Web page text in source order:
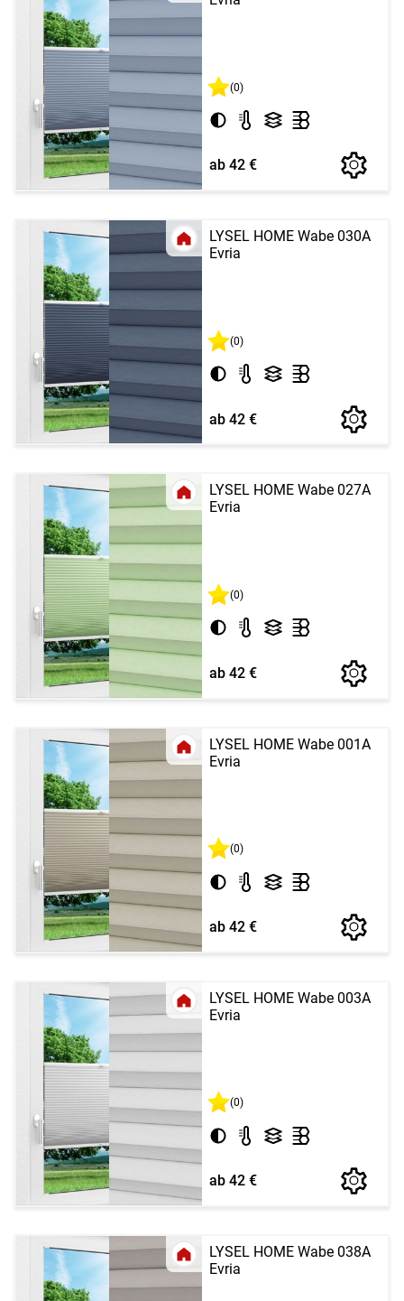
(0)
ab 42 €
LYSEL HOME Wabe 030A
Evria
(0)
ab 42 €
LYSEL HOME Wabe 027A
Evria
(0)
ab 42 €
LYSEL HOME Wabe 001A
Evria
(0)
ab 42 €
LYSEL HOME Wabe 003A
Evria
(0)
ab 42 €
LYSEL HOME Wabe 038A
Evria